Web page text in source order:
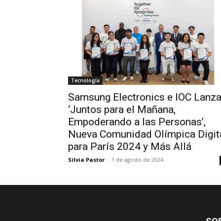
Tecnología
Samsung Electronics e IOC
‘Juntos para el Mañana,
Empoderando a las Personas’,
Nueva Comunidad Olímpica
para París 2024 y Más Allá
Silvia Pastor - 1 de agosto de 2024